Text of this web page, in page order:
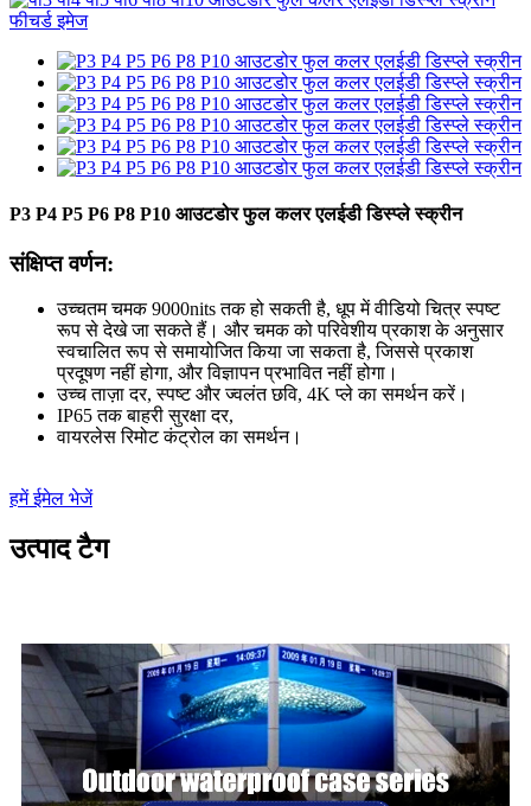
P3 P4 P5 P6 P8 P10 आउटडोर फुल कलर एलईडी डिस्प्ले स्क्रीन
संक्षिप्त वर्णन:
उच्चतम चमक 9000nits तक हो सकती है, धूप में वीडियो चित्र स्पष्ट
रूप से देखे जा सकते हैं। और चमक को परिवेशीय प्रकाश के अनुसार
स्वचालित रूप से समायोजित किया जा सकता है, जिससे प्रकाश
प्रदूषण नहीं होगा, और विज्ञापन प्रभावित नहीं होगा।
उच्च ताज़ा दर, स्पष्ट और ज्वलंत छवि, 4K प्ले का समर्थन करें।
IP65 तक बाहरी सुरक्षा दर,
वायरलेस रिमोट कंट्रोल का समर्थन।
हमें ईमेल भेजें
उत्पाद टैग